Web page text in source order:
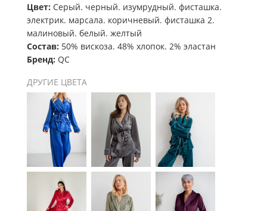
Цвет: Серый. черный. изумрудный. фисташка.
электрик. марсала. коричневый. фисташка 2.
малиновый. белый. желтый
Состав: 50% вискоза. 48% хлопок. 2% эластан
Бренд: QC
ДРУГИЕ ЦВЕТА